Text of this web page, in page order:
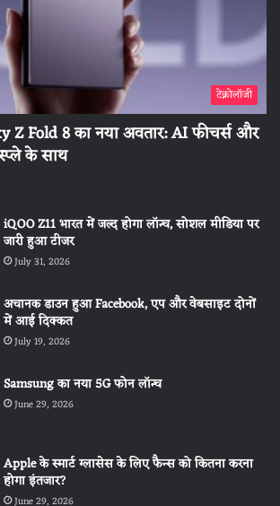
टेक्नोलॉजी
Z Fold 8 का नया अवतार: AI फीचर्स और
के साथ
iQOO Z11 भारत में जल्द होगा लॉन्च, सोशल मीडिया पर
जारी हुआ टीजर
July 31, 2026
अचानक डाउन हुआ Facebook, एप और वेबसाइट दोनों
में आई दिक्कत
July 19, 2026
Samsung का नया 5G फोन लॉन्च
June 29, 2026
Apple के स्मार्ट ग्लासेस के लिए फैन्स को कितना करना
होगा इंतजार?
June 29, 2026